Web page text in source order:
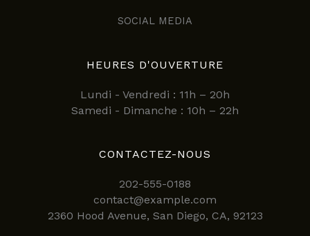
SOCIAL MEDIA
HEURES D'OUVERTURE
Lundi - Vendredi : 11h – 20h
Samedi - Dimanche : 10h – 22h
CONTACTEZ-NOUS
202-555-0188
contact@example.com
2360 Hood Avenue, San Diego, CA, 92123